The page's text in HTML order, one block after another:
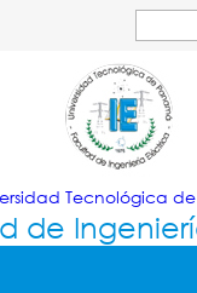
Jump to
de
Tecnológica
de